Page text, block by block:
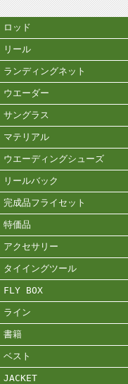
ロッド
リール
ランディングネット
ウエーダー
サングラス
マテリアル
ウエーディングシューズ
リールバック
完成品フライセット
特価品
アクセサリー
タイイングツール
FLY BOX
ライン
書籍
ベスト
JACKET